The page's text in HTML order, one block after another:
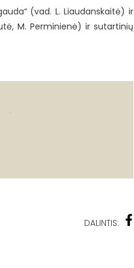
(vad. L. Liaudanskaitė) ir
M. Perminienė) ir sutartinių
DALINTIS: